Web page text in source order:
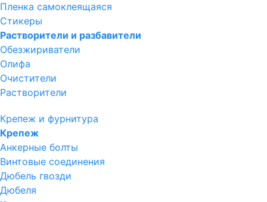
Пленка самоклеящаяся
Стикеры
Растворители и разбавители
Обезжириватели
Олифа
Очистители
Растворители
Крепеж и фурнитура
Крепеж
Анкерные болты
Винтовые соединения
Дюбель гвозди
Дюбеля